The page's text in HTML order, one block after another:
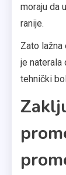
moraju da
ranije.
Zato lažna
je naterala
tehnički